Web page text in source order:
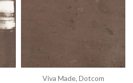
Viva Made, Dotcom